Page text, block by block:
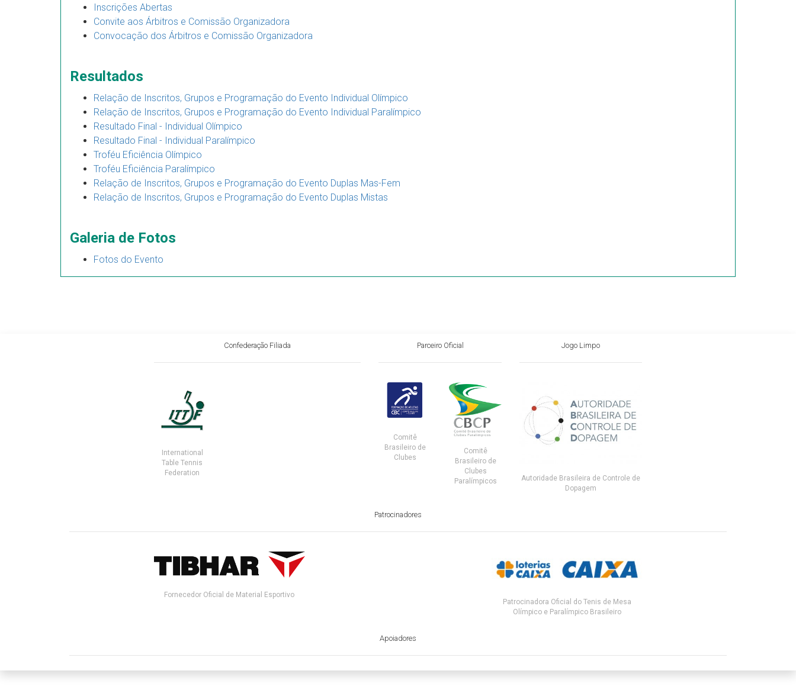
Inscrições Abertas
Convite aos Árbitros e Comissão Organizadora
Convocação dos Árbitros e Comissão Organizadora
Resultados
Relação de Inscritos, Grupos e Programação do Evento Individual Olímpico
Relação de Inscritos, Grupos e Programação do Evento Individual Paralímpico
Resultado Final - Individual Olímpico
Resultado Final - Individual Paralímpico
Troféu Eficiência Olímpico
Troféu Eficiência Paralímpico
Relação de Inscritos, Grupos e Programação do Evento Duplas Mas-Fem
Relação de Inscritos, Grupos e Programação do Evento Duplas Mistas
Galeria de Fotos
Fotos do Evento
Confederação Filiada
International
Table Tennis
Federation
Parceiro Oficial
Comitê
Brasileiro de
Clubes
Comitê
Brasileiro de
Clubes
Paralímpicos
Jogo Limpo
Autoridade Brasileira de Controle de
Dopagem
Patrocinadores
Fornecedor Oficial de Material Esportivo
Patrocinadora Oficial do Tenis de Mesa
Olímpico e Paralímpico Brasileiro
Apoiadores